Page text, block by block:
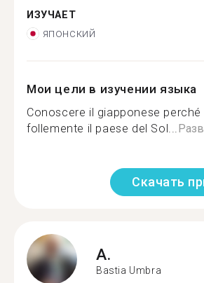
ИЗУЧАЕТ
японский
Мои цели в изучении языка
Conoscere il giapponese perché
follemente il paese del Sol...
Скачать
A.
Bastia Umbra